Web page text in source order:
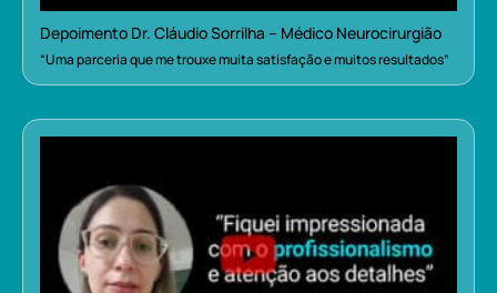
Depoimento Dr. Cláudio Sorrilha – Médico Neurocirurgião
“Uma parceria que me trouxe muita satisfação e muitos resultados”